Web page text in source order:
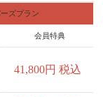
ーズプラン
会員特典
41,800円 税込